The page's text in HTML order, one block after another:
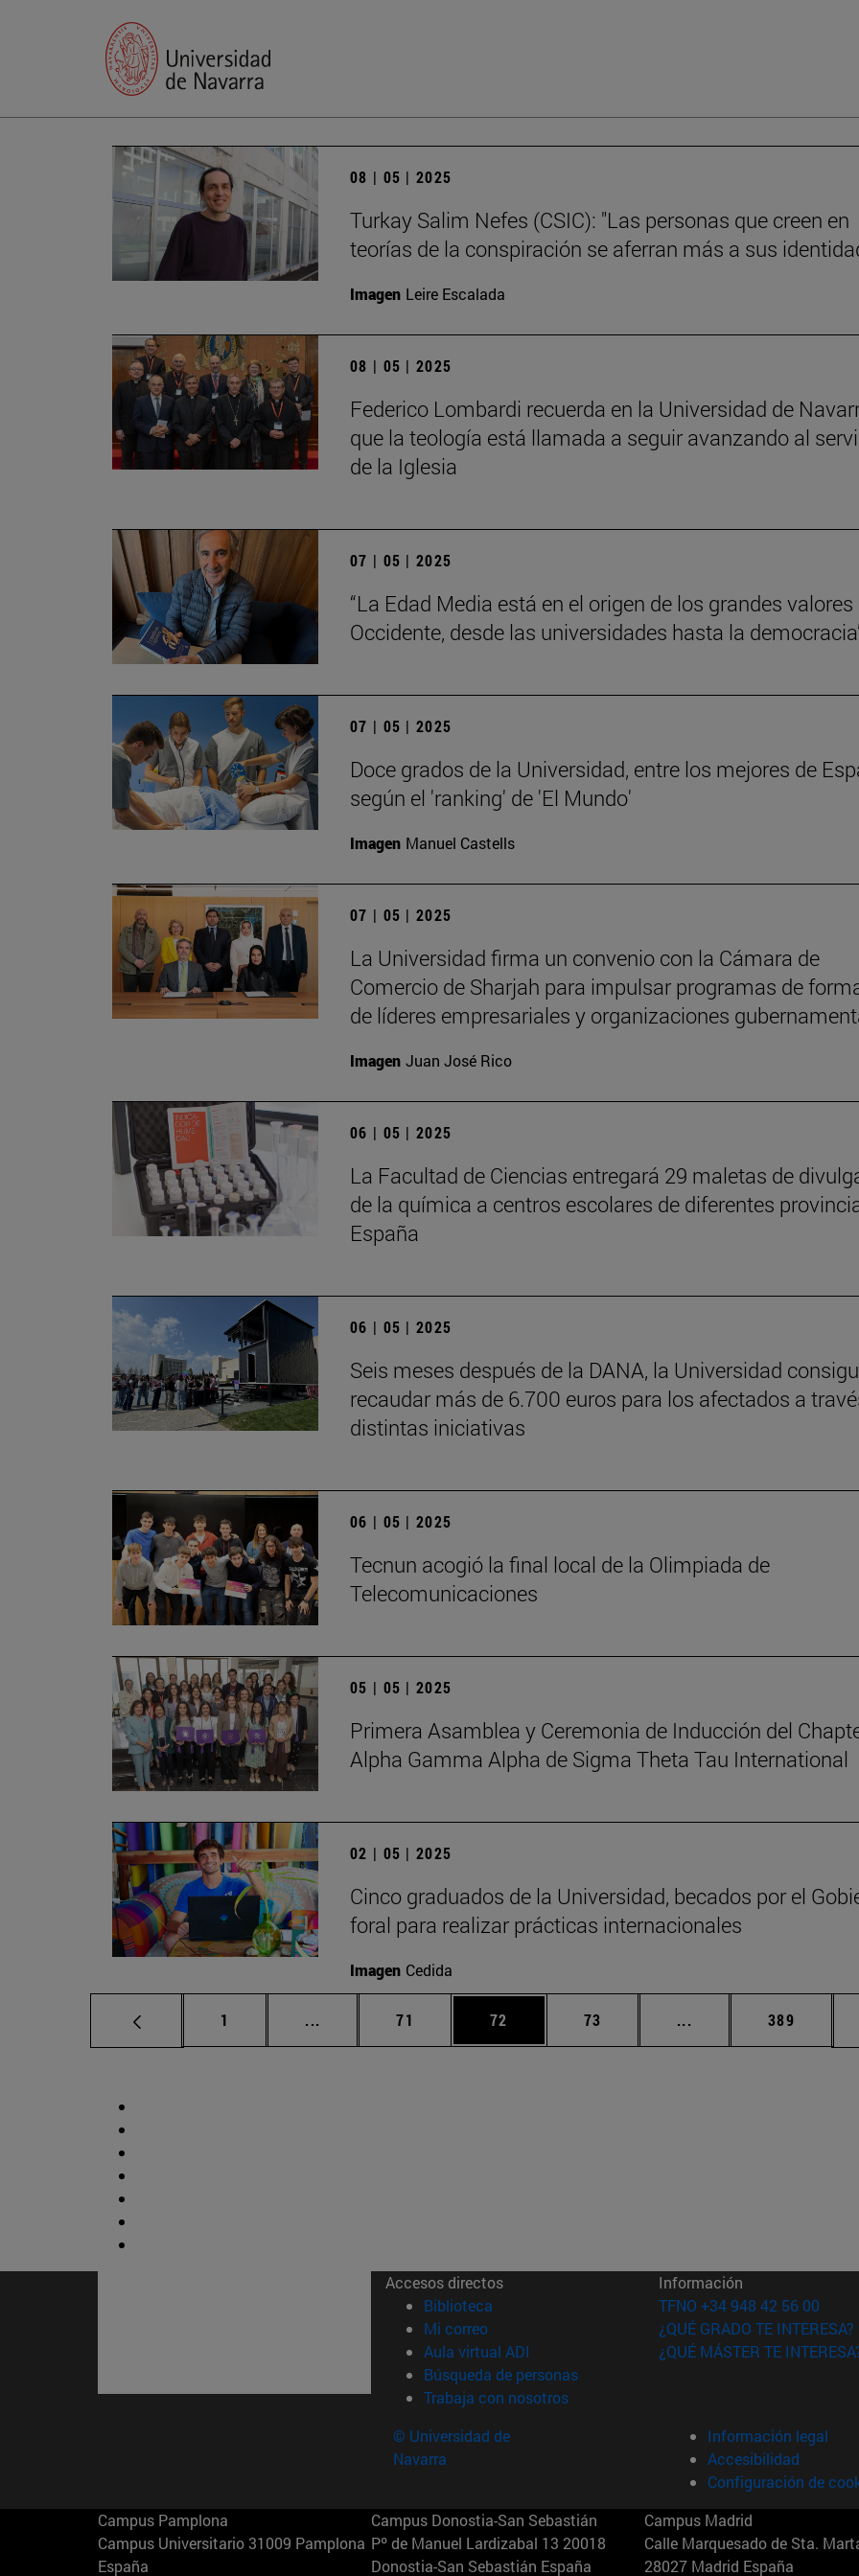
08 | 05 | 2025
Turkay Salim Nefes (CSIC): "Las personas que creen en
teorías de la conspiración se aferran más a sus
Imagen Leire Escalada
08 | 05 | 2025
Federico Lombardi recuerda en la Universidad de
que la teología está llamada a seguir avanzando al
de la Iglesia
07 | 05 | 2025
“La Edad Media está en el origen de los grandes valores
Occidente, desde las universidades hasta la
07 | 05 | 2025
Doce grados de la Universidad, entre los mejores de
según el 'ranking' de 'El Mundo'
Imagen Manuel Castells
07 | 05 | 2025
La Universidad firma un convenio con la Cámara de
Comercio de Sharjah para impulsar programas de
de líderes empresariales y organizaciones
Imagen Juan José Rico
06 | 05 | 2025
La Facultad de Ciencias entregará 29 maletas de
de la química a centros escolares de diferentes
España
06 | 05 | 2025
Seis meses después de la DANA, la Universidad
recaudar más de 6.700 euros para los afectados a
distintas iniciativas
06 | 05 | 2025
­Tecnun acogió la final local de la Olimpiada de
Telecomunicaciones
05 | 05 | 2025
Primera Asamblea y Ceremonia de Inducción del
Alpha Gamma Alpha de Sigma Theta Tau International
02 | 05 | 2025
Cinco graduados de la Universidad, becados por el
foral para realizar prácticas internacionales
Imagen Cedida
Página
1 ... Páginas intermedias Use TAB para desplazarse.
Página
71 Página
72 Página
73 ... Páginas intermedias
Página
389
Accesos directos
Biblioteca (abre en nueva ventana)
Mi correo(abre en nueva ventana)
Aula virtual ADI (abre en nueva ventana)
Búsqueda de personas(abre en nueva ventana)
Trabaja con nosotros(abre en nueva ventana)
Información
TFNO +34 948 42 56 00
¿QUÉ GRADO TE INTERESA?
¿QUÉ MÁSTER TE
© Universidad de
Navarra
Información legal
Accesibilidad
Configuración de
Campus Pamplona
Campus Universitario 31009 Pamplona
España
Campus Donostia-San Sebastián
Pº de Manuel Lardizabal 13 20018
Donostia-San Sebastián España
Campus Madrid
Calle Marquesado de Sta.
28027 Madrid España